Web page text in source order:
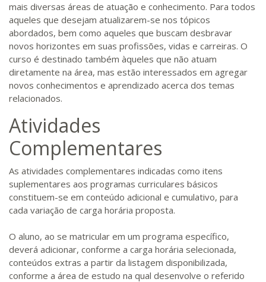
mais diversas áreas de atuação e conhecimento. Para todos
aqueles que desejam atualizarem-se nos tópicos
abordados, bem como aqueles que buscam desbravar
novos horizontes em suas profissões, vidas e carreiras. O
curso é destinado também àqueles que não atuam
diretamente na área, mas estão interessados em agregar
novos conhecimentos e aprendizado acerca dos temas
relacionados.
Atividades
Complementares
As atividades complementares indicadas como itens
suplementares aos programas curriculares básicos
constituem-se em conteúdo adicional e cumulativo, para
cada variação de carga horária proposta.
O aluno, ao se matricular em um programa específico,
deverá adicionar, conforme a carga horária selecionada,
conteúdos extras a partir da listagem disponibilizada,
conforme a área de estudo na qual desenvolve o referido